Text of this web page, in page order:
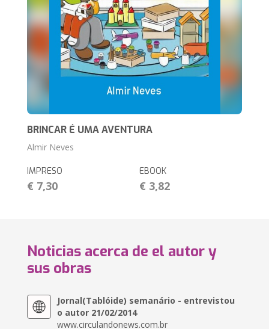
BRINCAR É UMA AVENTURA
Almir Neves
IMPRESO
€ 7,30
EBOOK
€ 3,82
Noticias acerca de el autor y
sus obras
Jornal(Tablóide) semanário - entrevistou
o autor 21/02/2014
www.circulandonews.com.br